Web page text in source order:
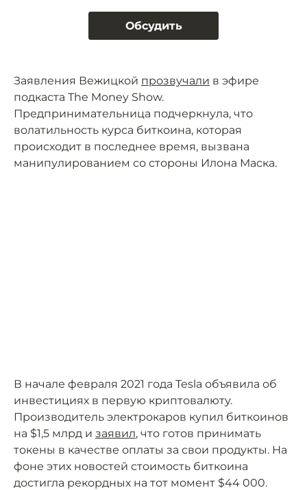
Обсудить
Заявления Вежицкой прозвучали в эфире
подкаста The Money Show.
Предпринимательница подчеркнула, что
волатильность курса биткоина, которая
происходит в последнее время, вызвана
манипулированием со стороны Илона Маска.
В начале февраля 2021 года Tesla объявила об
инвестициях в первую криптовалюту.
Производитель электрокаров купил биткоинов
на $1,5 млрд и заявил, что готов принимать
токены в качестве оплаты за свои продукты. На
фоне этих новостей стоимость биткоина
достигла рекордных на тот момент $44 000.